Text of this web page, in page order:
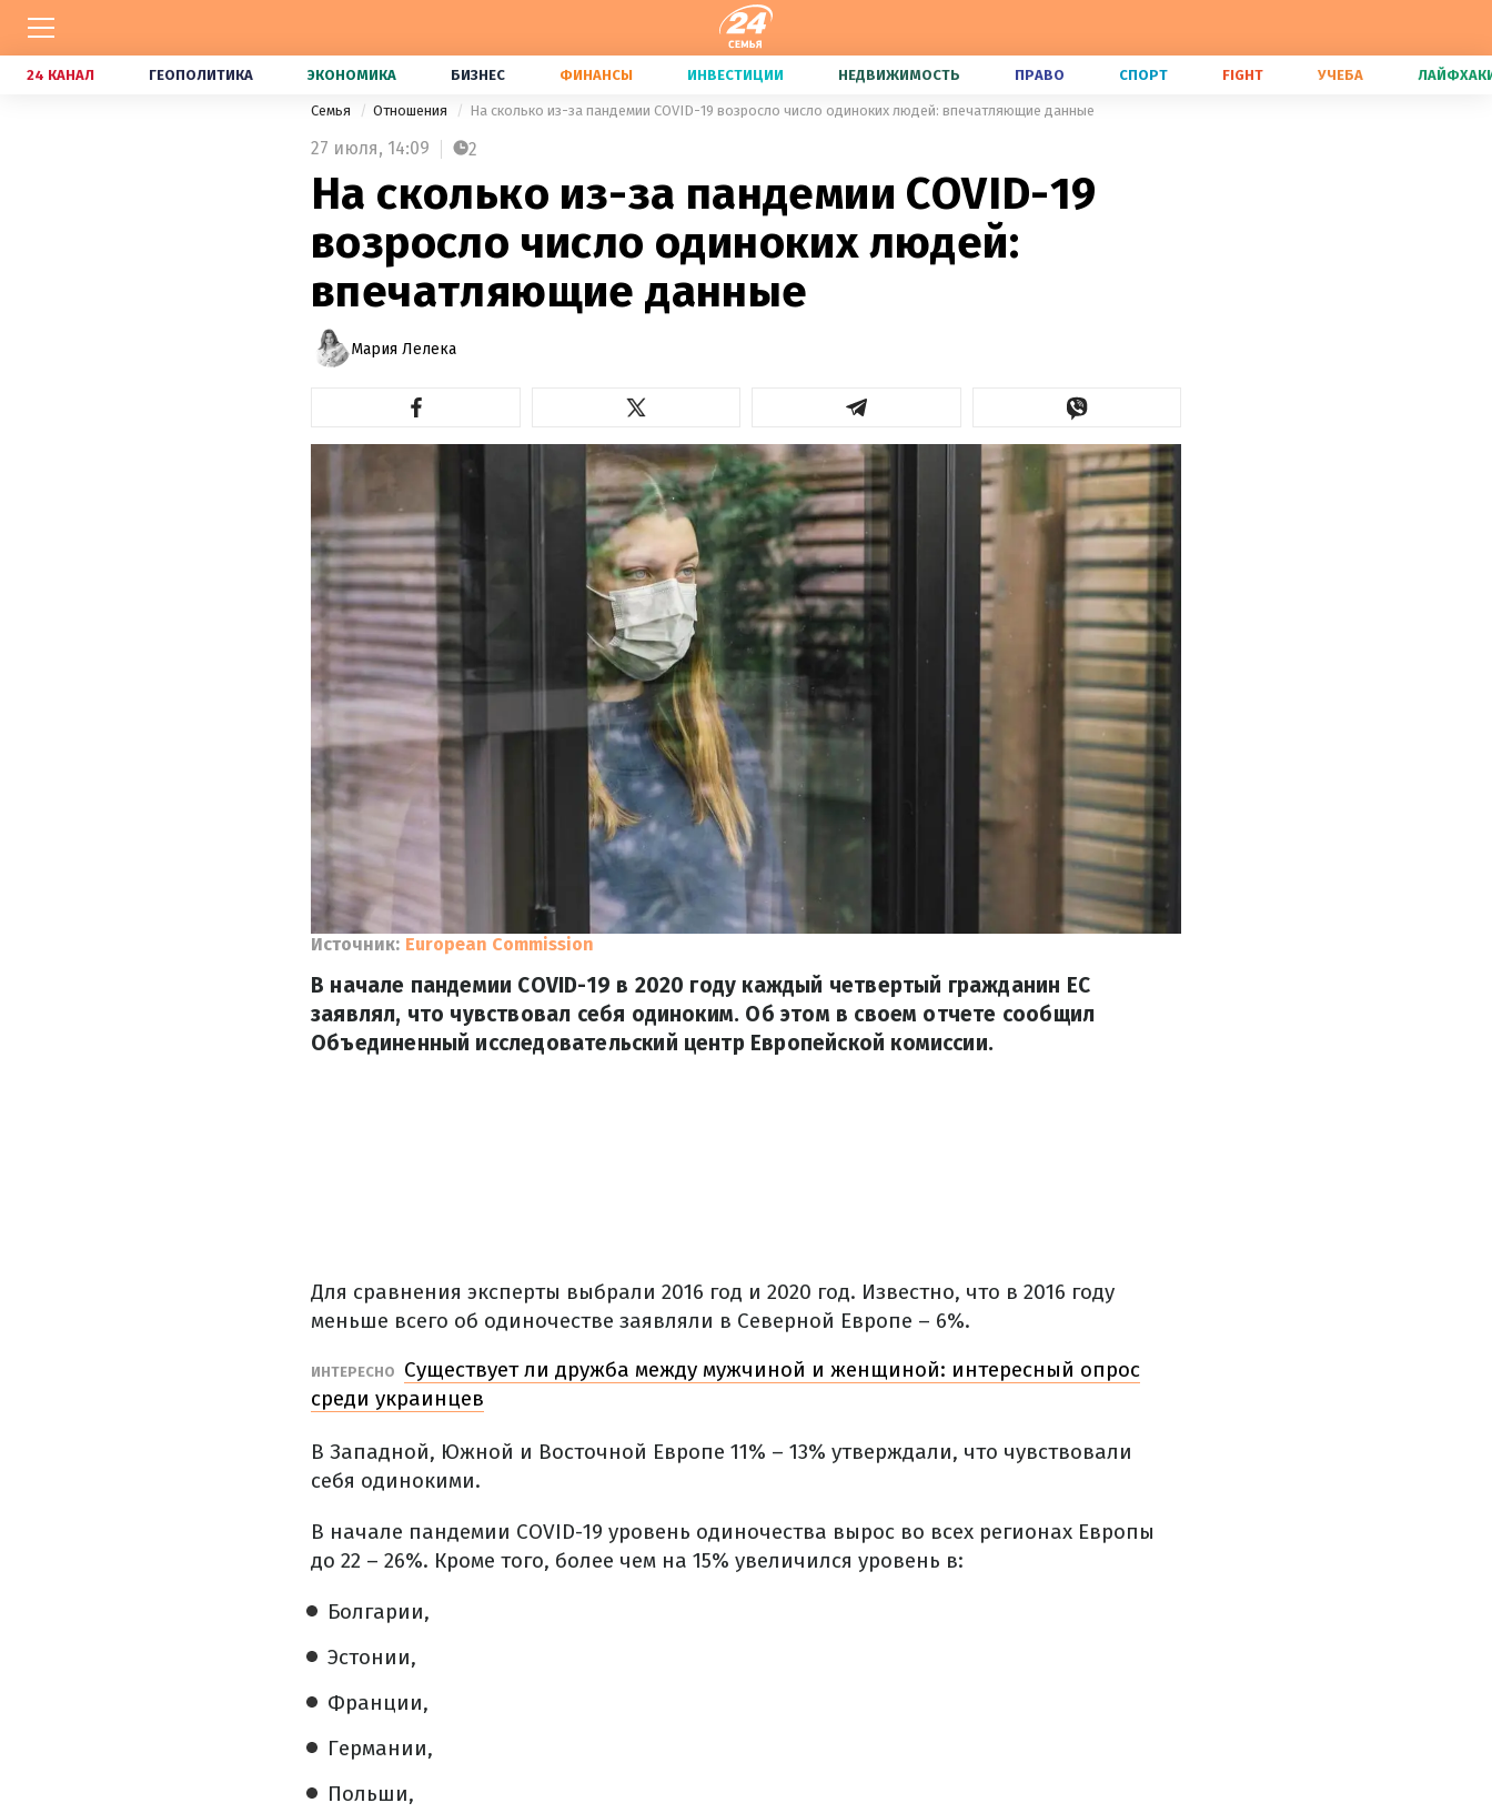
24 КАНАЛ ГЕОПОЛИТИКА ЭКОНОМИКА БИЗНЕС ФИНАНСЫ ИНВЕСТИЦИИ НЕДВИЖИМОСТЬ ПРАВО СПОРТ FIGHT УЧЕБА
Семья Отношения На сколько из-за пандемии COVID-19 возросло число одиноких людей: впечатляющие данные
27 июля, 14:09 2
На сколько из-за пандемии COVID-19
возросло число одиноких людей:
впечатляющие данные
Мария Лелека
Источник: European Commission
В начале пандемии COVID-19 в 2020 году каждый четвертый гражданин ЕС
заявлял, что чувствовал себя одиноким. Об этом в своем отчете сообщил
Объединенный исследовательский центр Европейской комиссии.
Для сравнения эксперты выбрали 2016 год и 2020 год. Известно, что в 2016 году
меньше всего об одиночестве заявляли в Северной Европе – 6%.
ИНТЕРЕСНО
Существует ли дружба между мужчиной и женщиной: интересный опрос
среди украинцев
В Западной, Южной и Восточной Европе 11% – 13% утверждали, что чувствовали
себя одинокими.
В начале пандемии COVID-19 уровень одиночества вырос во всех регионах Европы
до 22 – 26%. Кроме того, более чем на 15% увеличился уровень в:
Болгарии,
Эстонии,
Франции,
Германии,
Польши,